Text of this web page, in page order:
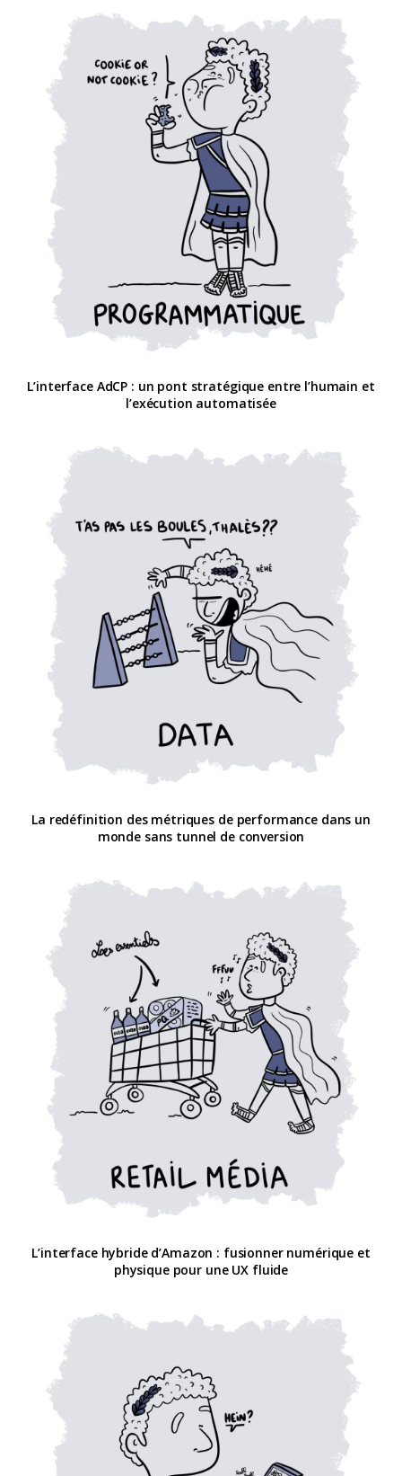
L’interface AdCP : un pont stratégique entre l’humain et
l’exécution automatisée
La redéfinition des métriques de performance dans un
monde sans tunnel de conversion
L’interface hybride d’Amazon : fusionner numérique et
physique pour une UX fluide